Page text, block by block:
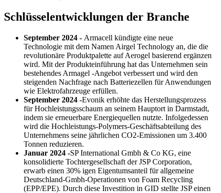
Schlüsselentwicklungen der Branche
September 2024 - Armacell kündigte eine neue
Technologie mit dem Namen Airgel Technology an, die die
revolutionäre Produktpalette auf Aerogel basierend ergänzen
wird. Mit der Produkteinführung hat das Unternehmen sein
bestehendes Armagel -Angebot verbessert und wird den
steigenden Nachfrage nach Batteriezellen für Anwendungen
wie Elektrofahrzeuge erfüllen.
September 2024 -Evonik erhöhte das Herstellungsprozess
für Hochleistungsschaum an seinem Hauptort in Darmstadt,
indem sie erneuerbare Energiequellen nutzte. Infolgedessen
wird die Hochleistungs-Polymers-Geschäftsabteilung des
Unternehmens seine jährlichen CO2-Emissionen um 3.400
Tonnen reduzieren.
Januar 2024 -SP International Gmbh & Co KG, eine
konsolidierte Tochtergesellschaft der JSP Corporation,
erwarb einen 30% igen Eigentumsanteil für allgemeine
Deutschland-Gmbh-Operationen von Foam Recycling
(EPP/EPE). Durch diese Investition in GID stellte JSP einen